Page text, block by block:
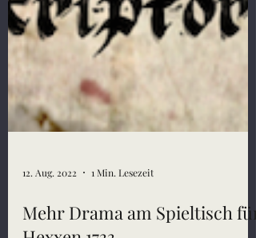
12. Aug. 2022 1 Min. Lesezeit